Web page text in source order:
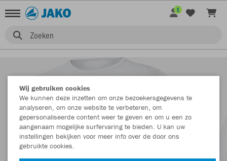
Zoeken
1
Wij gebruiken cookies
We kunnen deze inzetten om onze bezoekersgegevens te
analyseren, om onze website te verbeteren, om
gepersonaliseerde content weer te geven en om u een zo
aangenaam mogelijke surfervaring te bieden. U kan uw
instellingen bekijken voor meer info over de door ons
gebruikte cookies.